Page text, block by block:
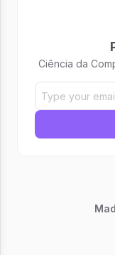
Ciência da